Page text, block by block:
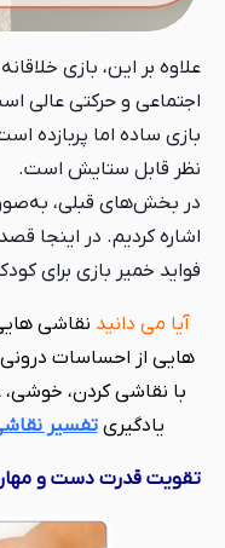
علاوه بر این، بازی
اجتماعی و حرکتی عالی
بازی ساده اما پربازده
نظر قابل ستایش است.
در بخش‌های قبلی،
اشاره کردیم. در اینجا
فواید خمیر بازی برای
آیا می دانید نقاشی
هایی از احساسات درونی
با نقاشی کردن، خوشی،
یادگیریتفسیر
تقویت قدرت دست و